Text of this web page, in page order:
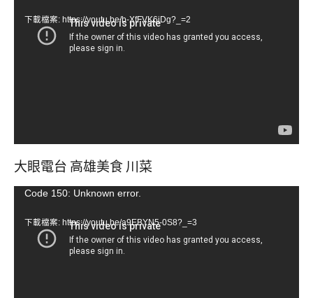
下載檔案: https://youtu.be/b-XfFVK6jDg?_=2
大眼電台 高雄美食 川菜
視Code 150: Unknown error.
下載檔案: https://youtu.be/a9EBYN5-0S8?_=3